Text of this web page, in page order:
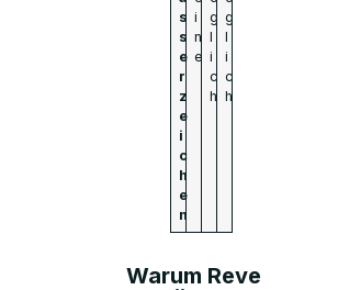
s
s
e
r
z
e
i
c
h
e
n
i
n
e
g
l
i
c
h
g
l
i
c
h
Warum Reve